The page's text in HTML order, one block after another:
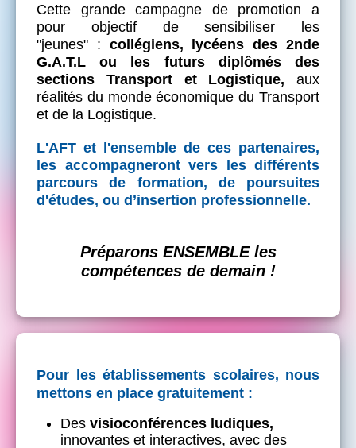
Cette grande campagne de promotion a
pour objectif de sensibiliser les
"jeunes" : collégiens, lycéens des 2nde
G.A.T.L ou les futurs diplômés des
sections Transport et Logistique, aux
réalités du monde économique du Transport
et de la Logistique.
L'AFT et l'ensemble de ces partenaires,
les accompagneront vers les différents
parcours de formation, de poursuites
d'études, ou d’insertion professionnelle.
Préparons ENSEMBLE les
compétences de demain !
Pour les établissements scolaires, nous
mettons en place gratuitement :
Des visioconférences ludiques,
innovantes et interactives, avec des